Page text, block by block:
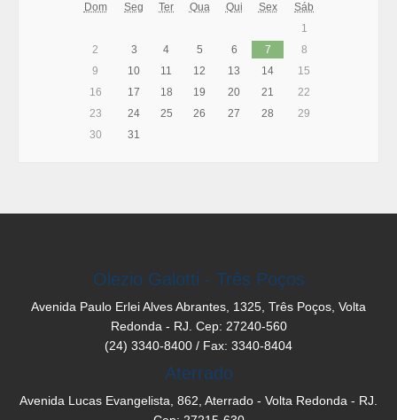
Dom Seg Ter Qua Qui Sex
Sáb
1
2
3 4 5 6 7
8
9
10 11 12 13 14
15
16
17 18 19 20 21
22
23
24 25 26 27 28
29
30
31
Olezio Galotti - Três Poços
Avenida Paulo Erlei Alves Abrantes, 1325, Três Poços, Volta
Redonda - RJ. Cep: 27240-560
(24) 3340-8400 / Fax: 3340-8404
Aterrado
Avenida Lucas Evangelista, 862, Aterrado - Volta Redonda - RJ.